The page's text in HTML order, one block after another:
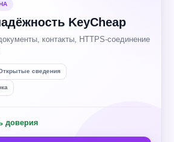
KeyCheap
HTTPS-соединение
сведения
доверия